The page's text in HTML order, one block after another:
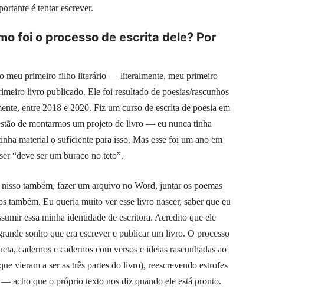
é tentar escrever.
foi o processo de escrita dele? Por
meu primeiro filho literário — literalmente, meu primeiro
livro publicado. Ele foi resultado de poesias/rascunhos
entre 2018 e 2020. Fiz um curso de escrita de poesia em
de montarmos um projeto de livro — eu nunca tinha
material o suficiente para isso. Mas esse foi um ano em
“deve ser um buraco no teto”.
também, fazer um arquivo no Word, juntar os poemas
também. Eu queria muito ver esse livro nascer, saber que eu
essa minha identidade de escritora. Acredito que ele
sonho que era escrever e publicar um livro. O processo
cadernos e cadernos com versos e ideias rascunhadas ao
vieram a ser as três partes do livro), reescrevendo estrofes
acho que o próprio texto nos diz quando ele está pronto.